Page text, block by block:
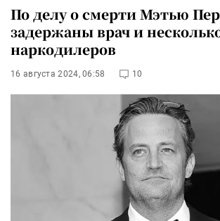
По делу о смерти Мэтью
задержаны врач и
наркодилеров
16 августа 2024, 06:58 10